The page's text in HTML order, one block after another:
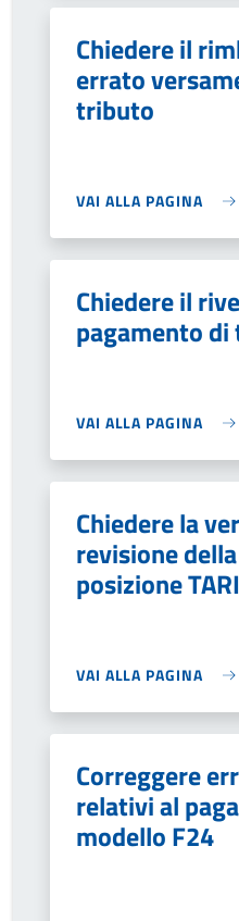
Chiedere il
errato
tributo
VAI ALLA PAGINA
Chiedere il
pagamento
VAI ALLA PAGINA
Chiedere la
revisione
posizione TARI
VAI ALLA PAGINA
Correggere
relativi al
modello F24